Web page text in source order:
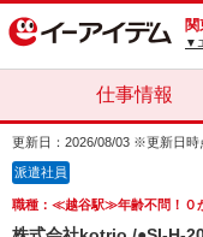
関
▼
仕事情報
更新日：2026/08/03 ※更新日時
派遣社員
職種：≪越谷駅≫年齢不問！０